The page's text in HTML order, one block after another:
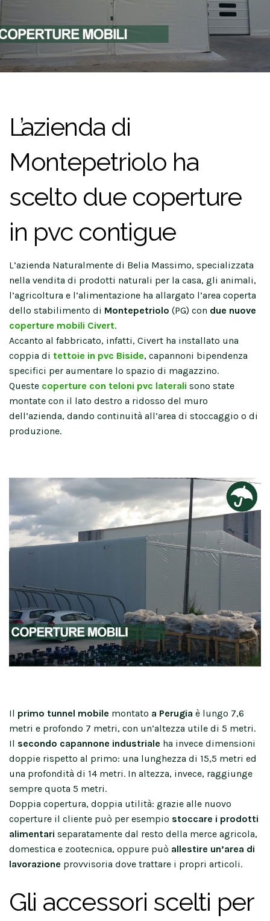
L’azienda di
Montepetriolo ha
scelto due coperture
in pvc contigue
L’azienda Naturalmente di Belia Massimo, specializzata
nella vendita di prodotti naturali per la casa, gli animali,
l’agricoltura e l’alimentazione ha allargato l’area coperta
dello stabilimento di Montepetriolo (PG) con due nuove
coperture mobili Civert.
Accanto al fabbricato, infatti, Civert ha installato una
coppia di tettoie in pvc Biside, capannoni bipendenza
specifici per aumentare lo spazio di magazzino.
Queste coperture con teloni pvc laterali sono state
montate con il lato destro a ridosso del muro
dell’azienda, dando continuità all’area di stoccaggio o di
produzione.
Il primo tunnel mobile montato a Perugia è lungo 7,6
metri e profondo 7 metri, con un’altezza utile di 5 metri.
Il secondo capannone industriale ha invece dimensioni
doppie rispetto al primo: una lunghezza di 15,5 metri ed
una profondità di 14 metri. In altezza, invece, raggiunge
sempre quota 5 metri.
Doppia copertura, doppia utilità: grazie alle nuovo
coperture il cliente può per esempio stoccare i prodotti
alimentari separatamente dal resto della merce agricola,
domestica e zootecnica, oppure può allestire un’area di
lavorazione provvisoria dove trattare i propri articoli.
Gli accessori scelti per